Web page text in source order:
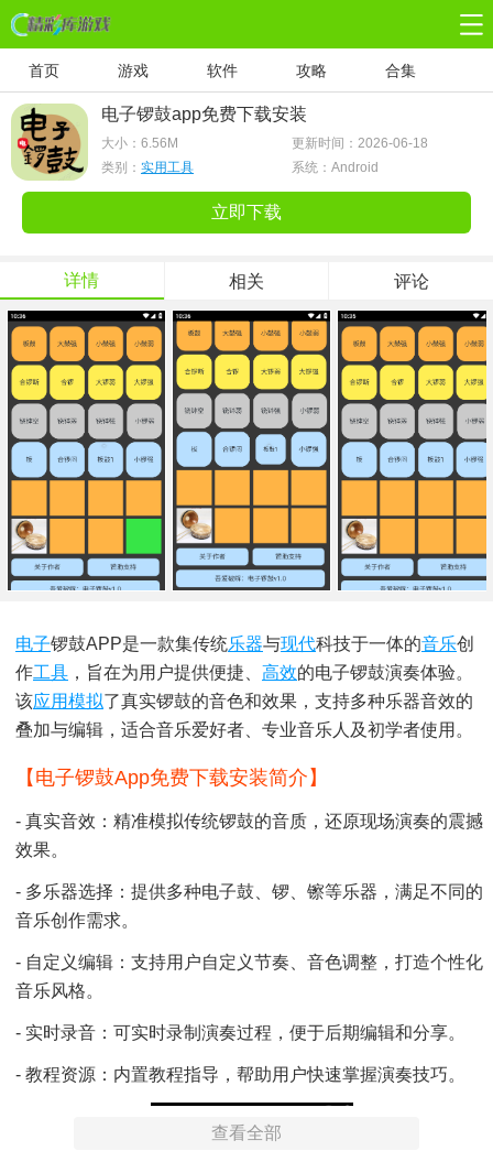
首页 游戏 软件 攻略 合集
电子锣鼓app免费下载安装
大小： 6.56M
更新时间：2026-06-18
类别： 实用工具 系统：Android
立即下载
详情 相关 评论
电子锣鼓APP是一款集传统乐器与现代科技于一体的音乐创
作工具 ，旨在为用户提供便捷、 高效的电子锣鼓演奏体验。
该应用模拟了真实锣鼓的音色和效果，支持多种乐器音效的
叠加与编辑，适合音乐爱好者、专业音乐人及初学者使用。
【电子锣鼓app免费下载安装简介】
- 真实音效：精准模拟传统锣鼓的音质，还原现场演奏的震撼
效果。
- 多乐器选择：提供多种电子鼓、锣、镲等乐器，满足不同的
音乐创作需求。
- 自定义编辑：支持用户自定义节奏、音色调整，打造个性化
音乐风格。
- 实时录音：可实时录制演奏过程，便于后期编辑和分享。
- 教程资源：内置教程指导，帮助用户快速掌握演奏技巧。
查看全部